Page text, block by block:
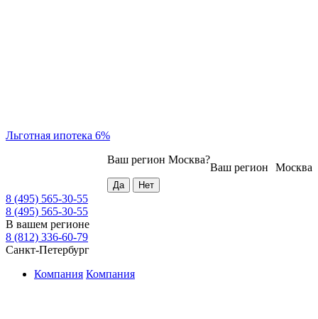
Льготная ипотека 6%
Москва
Ваш регион
Ваш регион Москва?
8 (495) 565-30-55
8 (495) 565-30-55
В вашем регионе
8 (812) 336-60-79
Санкт-Петербург
Компания Компания